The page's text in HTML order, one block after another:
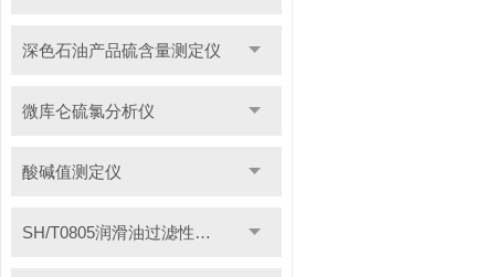
深色石油产品硫含量测定仪
微库仑硫氯分析仪
酸碱值测定仪
SH/T0805润滑油过滤性测定仪